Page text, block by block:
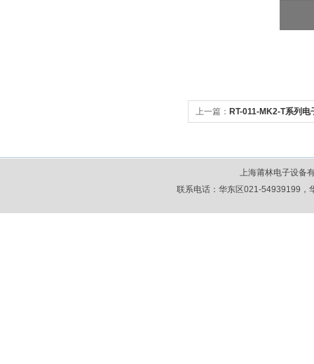
上一篇： RT-011-MK2-T系列电
上海莆林电子设
联系电话：华东区021-54939199